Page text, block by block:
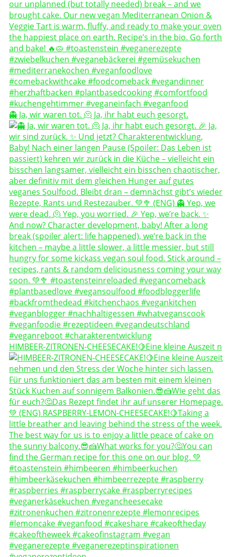
👻 Ja, wir waren tot. 🫠 Ja, ihr habt euch gesorgt.
HIMBEER-ZITRONEN-CHEESECAKE!🍋Eine kleine Auszeit n